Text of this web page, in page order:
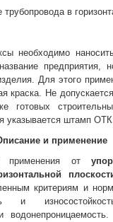
трубопровода в
необходимо
предприятия,
Для этого
краска. Не
готовых
указывается штамп
и применение
применения от
критериям и
и